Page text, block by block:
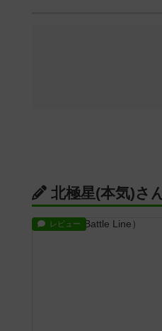
北極星(本気)さ
レビュー